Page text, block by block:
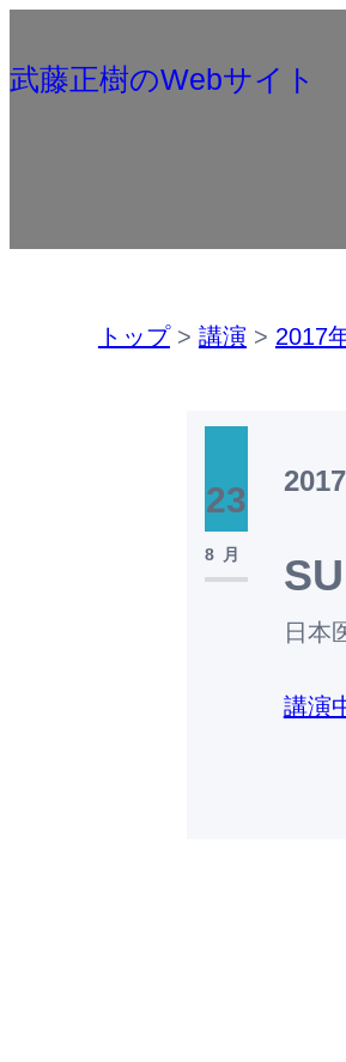
容
武藤正樹のWebサイト
トップ> 講演 > 2017
23
8月
日本
講演